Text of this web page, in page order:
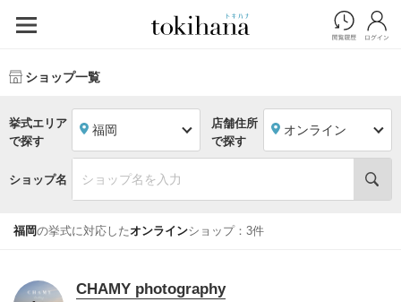
ショップ一覧
挙式エリア
で探す
福岡
店舗住所
で探す
オンライン
ショップ名
福岡の挙式に対応したオンラインショップ：3件
CHAMY photography